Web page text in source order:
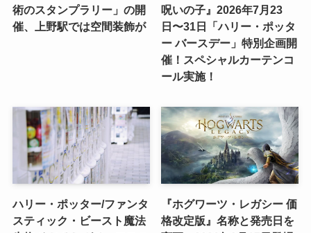
術のスタンプラリー」の開
催、上野駅では空間装飾が
呪いの子』2026年7月23
日〜31日「ハリー・ポッタ
ー バースデー」特別企画開
催！スペシャルカーテンコ
ール実施！
ハリー・ポッター/ファンタ
スティック・ビースト魔法
『ホグワーツ・レガシー 価
格改定版』名称と発売日を